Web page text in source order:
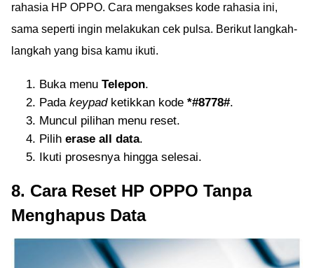
rahasia HP OPPO. Cara mengakses kode rahasia ini,
sama seperti ingin melakukan cek pulsa. Berikut langkah-
langkah yang bisa kamu ikuti.
Buka menu Telepon.
Pada keypadketikkan kode *#8778#.
Muncul pilihan menu reset.
Pilih erase all data.
Ikuti prosesnya hingga selesai.
8. Cara Reset HP OPPO Tanpa
Menghapus Data